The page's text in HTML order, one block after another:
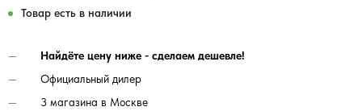
Товар есть в наличии
Найдёте цену ниже - сделаем дешевле!
Официальный дилер
3 магазина в Москве